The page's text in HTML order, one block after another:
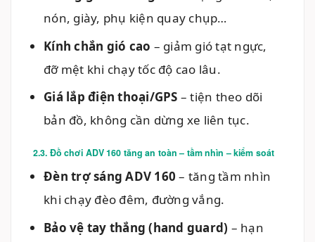
nón, giày, phụ kiện quay chụp…
Kính chắn gió cao – giảm gió tạt ngực,
đỡ mệt khi chạy tốc độ cao lâu.
Giá lắp điện thoại/GPS – tiện theo dõi
bản đồ, không cần dừng xe liên tục.
2.3. Đồ chơi ADV 160 tăng an toàn – tầm nhìn – kiểm soát
Đèn trợ sáng ADV 160 – tăng tầm nhìn
khi chạy đèo đêm, đường vắng.
Bảo vệ tay thắng (hand guard) – hạn